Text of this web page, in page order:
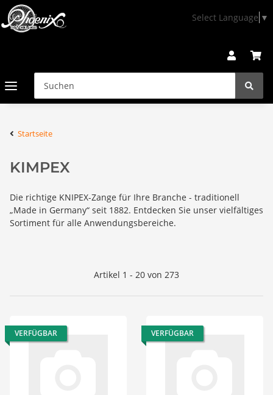
Select Language ▼
Startseite
KIMPEX
Die richtige KNIPEX-Zange für Ihre Branche - traditionell
„Made in Germany“ seit 1882. Entdecken Sie unser vielfältiges
Sortiment für alle Anwendungsbereiche.
Artikel 1 - 20 von 273
VERFÜGBAR VERFÜGBAR